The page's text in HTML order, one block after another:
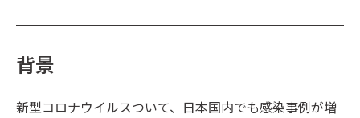
背景
新型コロナウイルスついて、日本国内でも感染事例が増